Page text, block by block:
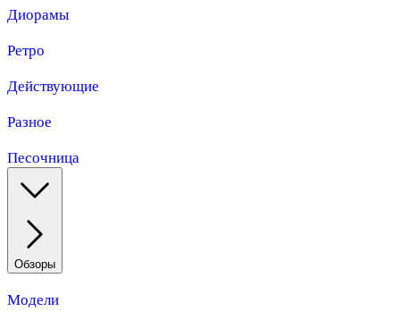
Диорамы
Ретро
Действующие
Разное
Песочница
Обзоры
Модели